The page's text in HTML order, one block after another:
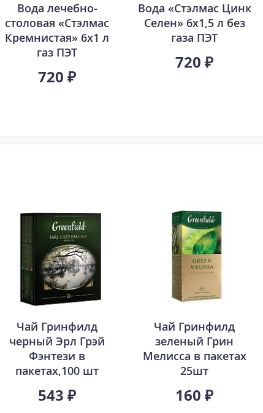
Вода лечебно-
столовая «Стэлмас
Кремнистая» 6х1 л
газ ПЭТ
720 ₽
Вода «Стэлмас Цинк
Селен» 6х1,5 л без
газа ПЭТ
720 ₽
Чай Гринфилд
черный Эрл Грэй
Фэнтези в
пакетах,100 шт
543 ₽
Чай Гринфилд
зеленый Грин
Мелисса в пакетах
25шт
160 ₽